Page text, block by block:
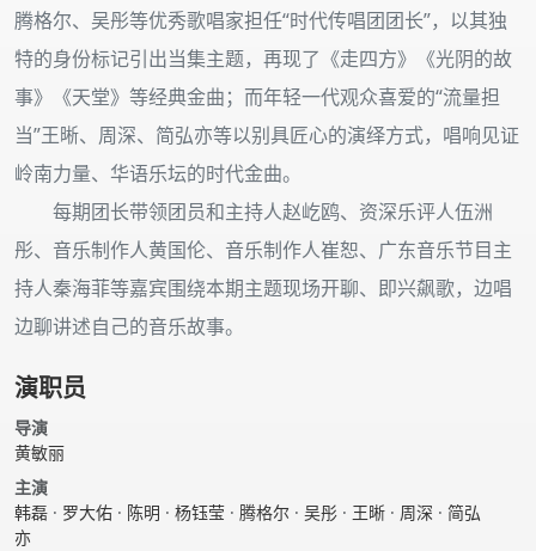
腾格尔、吴彤等优秀歌唱家担任“时代传唱团团长”，以其独
特的身份标记引出当集主题，再现了《走四方》《光阴的故
事》《天堂》等经典金曲；而年轻一代观众喜爱的“流量担
当”王晰、周深、简弘亦等以别具匠心的演绎方式，唱响见证
岭南力量、华语乐坛的时代金曲。
每期团长带领团员和主持人赵屹鸥、资深乐评人伍洲
彤、音乐制作人黄国伦、音乐制作人崔恕、广东音乐节目主
持人秦海菲等嘉宾围绕本期主题现场开聊、即兴飙歌，边唱
边聊讲述自己的音乐故事。
演职员
导演
黄敏丽
主演
韩磊 · 罗大佑 · 陈明 · 杨钰莹 · 腾格尔 · 吴彤 · 王晰 · 周深 · 简弘
亦